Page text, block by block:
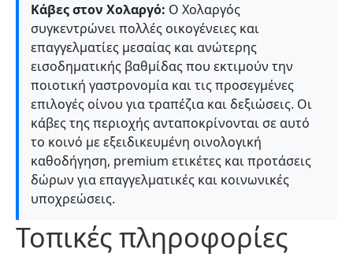
Κάβες στον Χολαργό: Ο Χολαργός
συγκεντρώνει πολλές οικογένειες και
επαγγελματίες μεσαίας και ανώτερης
εισοδηματικής βαθμίδας που εκτιμούν την
ποιοτική γαστρονομία και τις προσεγμένες
επιλογές οίνου για τραπέζια και δεξιώσεις. Οι
κάβες της περιοχής ανταποκρίνονται σε αυτό
το κοινό με εξειδικευμένη οινολογική
καθοδήγηση, premium ετικέτες και προτάσεις
δώρων για επαγγελματικές και κοινωνικές
υποχρεώσεις.
Τοπικές πληροφορίες